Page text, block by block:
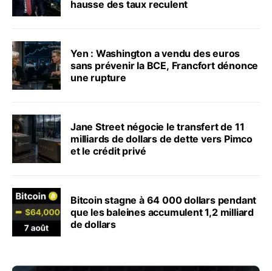
hausse des taux reculent
Yen : Washington a vendu des euros
sans prévenir la BCE, Francfort dénonce
une rupture
Jane Street négocie le transfert de 11
milliards de dollars de dette vers Pimco
et le crédit privé
Bitcoin stagne à 64 000 dollars pendant
que les baleines accumulent 1,2 milliard
de dollars